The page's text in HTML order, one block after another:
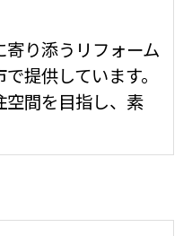
寄り添うリフォーム
提供しています。
空間を目指し、素